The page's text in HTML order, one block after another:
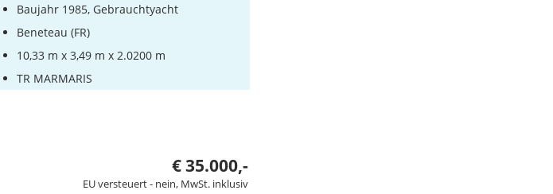
Baujahr 1985, Gebrauchtyacht
Beneteau (FR)
10,33 m x 3,49 m x 2.0200 m
TR MARMARIS
€ 35.000,-
EU versteuert - nein, MwSt. inklusiv